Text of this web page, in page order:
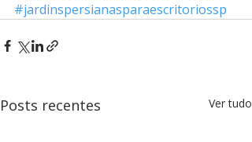
#jardinspersianasparaescritoriossp
Posts recentes Ver tudo